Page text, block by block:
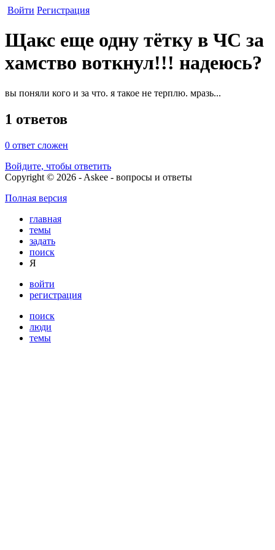
Войти Регистрация
Щакс еще одну тётку в ЧС за
хамство воткнул!!! надеюсь?
вы поняли кого и за что. я такое не терплю. мразь...
1 ответов
0 ответ сложен
Войдите, чтобы ответить
Copyright © 2026 - Askee - вопросы и ответы
Полная версия
главная
темы
задать
поиск
Я
войти
регистрация
поиск
люди
темы